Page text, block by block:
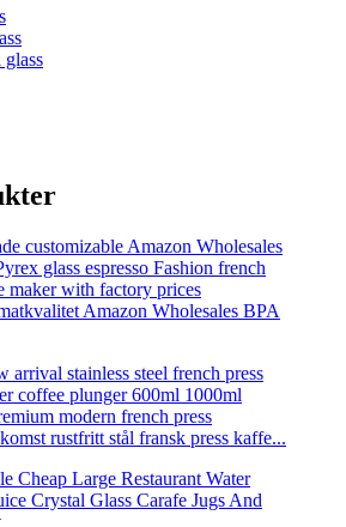
Amazon Wholesales BPA
rustfritt stål fransk press kaffe...